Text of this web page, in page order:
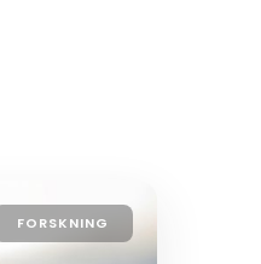
FORSKNING